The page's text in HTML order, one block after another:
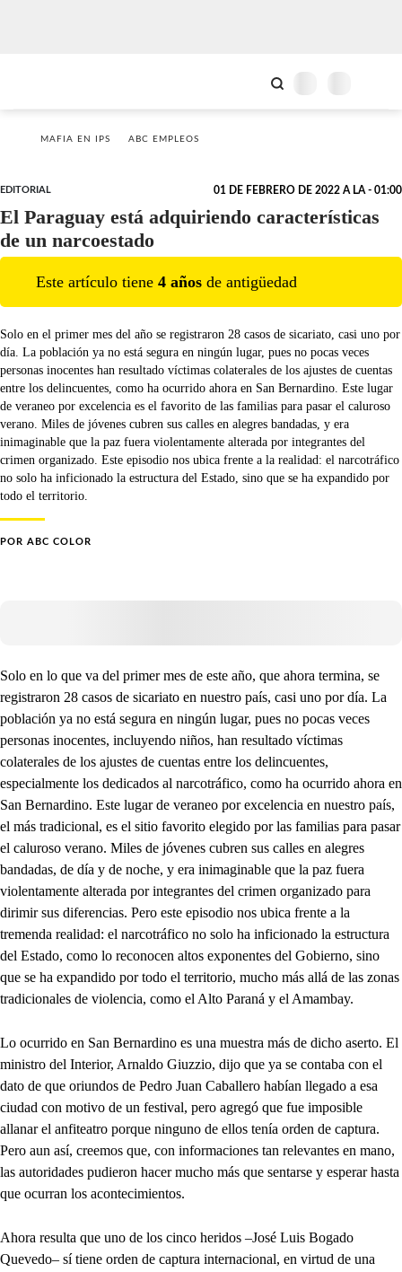
MAFIA EN IPS ABC EMPLEOS
EDITORIAL 01 DE FEBRERO DE 2022 A LA - 01:00
El Paraguay está adquiriendo características
de un narcoestado
Este artículo tiene 4 años de antigüedad
Solo en el primer mes del año se registraron 28 casos de sicariato, casi uno por
día. La población ya no está segura en ningún lugar, pues no pocas veces
personas inocentes han resultado víctimas colaterales de los ajustes de cuentas
entre los delincuentes, como ha ocurrido ahora en San Bernardino. Este lugar
de veraneo por excelencia es el favorito de las familias para pasar el caluroso
verano. Miles de jóvenes cubren sus calles en alegres bandadas, y era
inimaginable que la paz fuera violentamente alterada por integrantes del
crimen organizado. Este episodio nos ubica frente a la realidad: el narcotráfico
no solo ha inficionado la estructura del Estado, sino que se ha expandido por
todo el territorio.
POR ABC COLOR
Solo en lo que va del primer mes de este año, que ahora termina, se
registraron 28 casos de sicariato en nuestro país, casi uno por día. La
población ya no está segura en ningún lugar, pues no pocas veces
personas inocentes, incluyendo niños, han resultado víctimas
colaterales de los ajustes de cuentas entre los delincuentes,
especialmente los dedicados al narcotráfico, como ha ocurrido ahora en
San Bernardino. Este lugar de veraneo por excelencia en nuestro país,
el más tradicional, es el sitio favorito elegido por las familias para pasar
el caluroso verano. Miles de jóvenes cubren sus calles en alegres
bandadas, de día y de noche, y era inimaginable que la paz fuera
violentamente alterada por integrantes del crimen organizado para
dirimir sus diferencias. Pero este episodio nos ubica frente a la
tremenda realidad: el narcotráfico no solo ha inficionado la estructura
del Estado, como lo reconocen altos exponentes del Gobierno, sino
que se ha expandido por todo el territorio, mucho más allá de las zonas
tradicionales de violencia, como el Alto Paraná y el Amambay.
Lo ocurrido en San Bernardino es una muestra más de dicho aserto. El
ministro del Interior, Arnaldo Giuzzio, dijo que ya se contaba con el
dato de que oriundos de Pedro Juan Caballero habían llegado a esa
ciudad con motivo de un festival, pero agregó que fue imposible
allanar el anfiteatro porque ninguno de ellos tenía orden de captura.
Pero aun así, creemos que, con informaciones tan relevantes en mano,
las autoridades pudieron hacer mucho más que sentarse y esperar hasta
que ocurran los acontecimientos.
Ahora resulta que uno de los cinco heridos –José Luis Bogado
Quevedo– sí tiene orden de captura internacional, en virtud de una